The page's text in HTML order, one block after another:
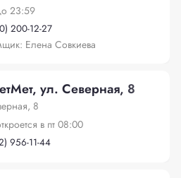
23:59
200-12-27
Елена Совкиева
ул. Северная, 8
8
в пт 08:00
956-11-44